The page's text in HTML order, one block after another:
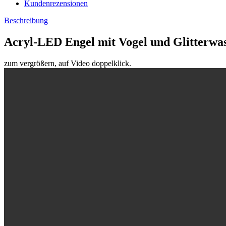
Kundenrezensionen
Beschreibung
Acryl-LED Engel mit Vogel und
zum vergrößern, auf Video doppelklick.